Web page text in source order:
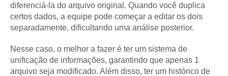
diferenciá-la do arquivo original. Quando você duplica
certos dados, a equipe pode começar a editar os dois
separadamente, dificultando uma análise posterior.
Nesse caso, o melhor a fazer é ter um sistema de
unificação de informações, garantindo que apenas 1
arquivo seja modificado. Além disso, ter um histórico de